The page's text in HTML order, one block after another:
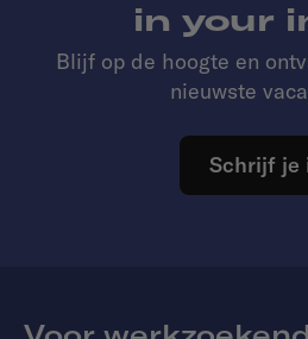
in your
Blijf op de hoogte en
nieuwste
Schrijf je